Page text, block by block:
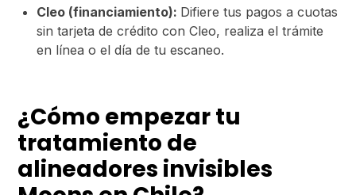
Cleo (financiamiento): Difiere tus pagos a cuotas
sin tarjeta de crédito con Cleo, realiza el trámite
en línea o el día de tu escaneo.
¿Cómo empezar tu
tratamiento de
alineadores invisibles